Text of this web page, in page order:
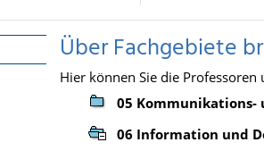
Über Fachgebiete
Hier können Sie die
05 Kommunikations-
06 Information und